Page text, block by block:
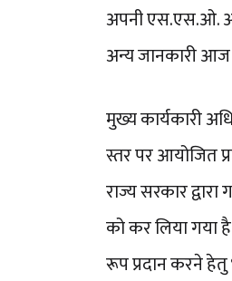
अपनी एस.एस.ओ.
अन्य जानकारी
मुख्य कार्यकारी
स्तर पर आयोजित
राज्य सरकार
को कर लिया गया
रूप प्रदान करने हेतु